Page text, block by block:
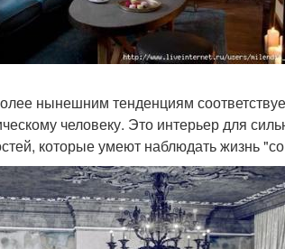
нынешним тенденциям
человеку. Это интерьер для
которые умеют наблюдать жизнь